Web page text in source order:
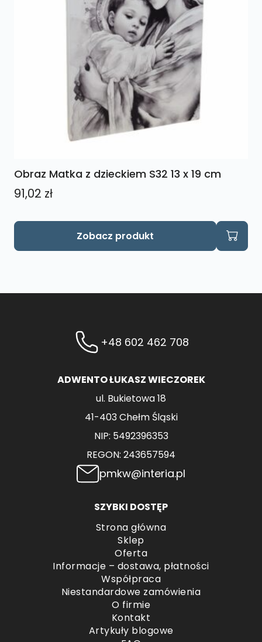
Obraz Matka z dzieckiem S32 13 x 19 cm
91,02 zł
Zobacz produkt
+48 602 462 708
ADWENTO ŁUKASZ WIECZOREK
ul. Bukietowa 18
41-403 Chełm Śląski
NIP: 5492396353
REGON: 243657594
pmkw@interia.pl
SZYBKI DOSTĘP
Strona główna
Sklep
Oferta
Informacje – dostawa, płatności
Współpraca
Niestandardowe zamówienia
O firmie
Kontakt
Artykuły blogowe